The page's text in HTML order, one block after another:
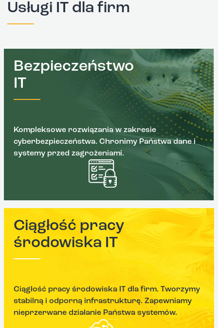
Usługi IT dla firm
Bezpieczeństwo
IT
Kompleksowe rozwiązania w zakresie
cyberbezpieczeństwa. Chronimy Państwa dane i
systemy przed zagrożeniami.
Ciągłość pracy
środowiska IT
Ciągłość pracy środowiska IT dla firm. Tworzymy
stabilną i odporną infrastrukturę. Zapewniamy
nieprzerwane działanie Państwa systemów.